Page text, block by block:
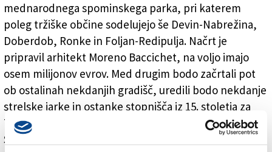
Predstavitev projekta v Tržiču (FOTO O.T.)
mednarodnega spominskega parka, pri katerem
poleg tržiške občine sodelujejo še Devin-Nabrežina,
Doberdob, Ronke in Foljan-Redipulja. Načrt je
pripravil arhitekt Moreno Baccichet, na voljo imajo
osem milijonov evrov. Med drugim bodo začrtali pot
ob ostalinah nekdanjih gradišč, uredili bodo nekdanje
strelske jarke in ostanke stopnišča iz 15. stoletja za
Tržičem. Prenovili bodo nekdanjo vojašnico pri
Sabličih, ki je bila zgrajena med hladno vojno, ter